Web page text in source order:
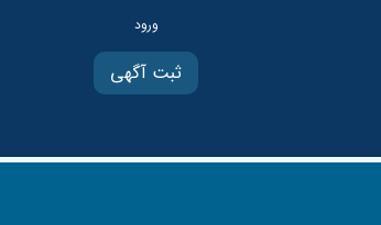
ثبت آگهی